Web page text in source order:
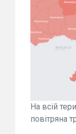
На всій
повітряна